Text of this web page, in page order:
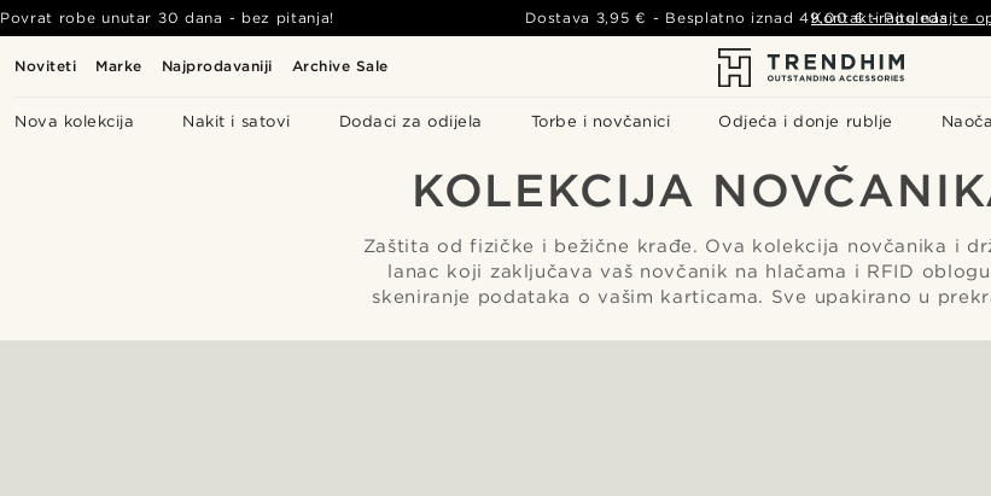
Noviteti Marke Najprodavaniji Archive Sale
Nova kolekcija Nakit i satovi Dodaci za odijela Torbe i novčanici Odjeća i donje rublje
Povrat robe unutar 30 dana - bez pitanja! Dostava 3,95 € - Besplatno iznad49,00 € - Pogledajte
Kontaktirajte nas
KOLEKCIJA
Zaštita od fizičke i bežične krađe. Ova kolekcija novčanika i
lanac koji zaključava vaš novčanik na hlačama i RFID
skeniranje podataka o vašim karticama. Sve upakirano u